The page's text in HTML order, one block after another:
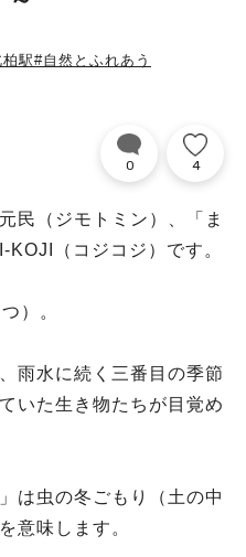
駅#自然とふれあう
0 4
民（ジモトミン）、「ま
（コジコジ）です。
）。
雨水に続く三番目の季節
いた生き物たちが目覚め
は虫の冬ごもり（土の中
意味します。